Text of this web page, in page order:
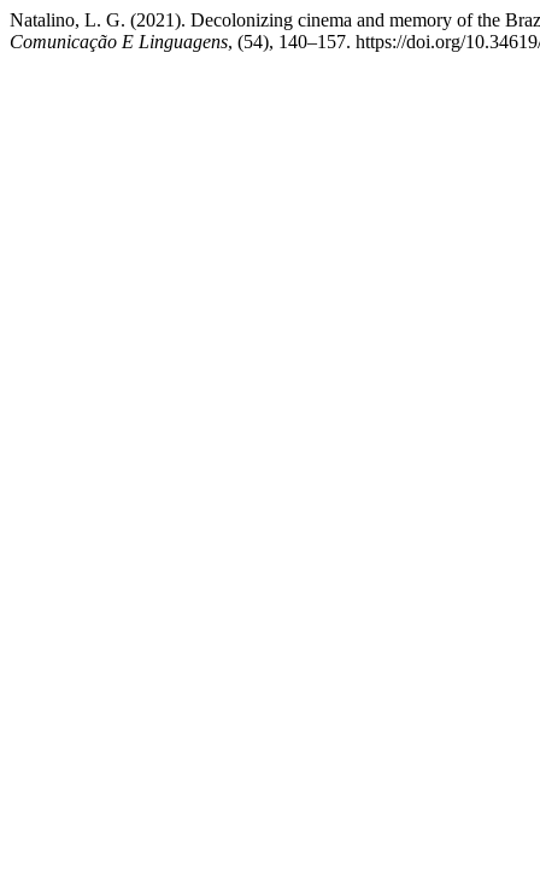
Natalino, L. G. (2021). Decolonizing cinema and memory of the
Comunicação E Linguagens, (54), 140–157. https://doi.org/